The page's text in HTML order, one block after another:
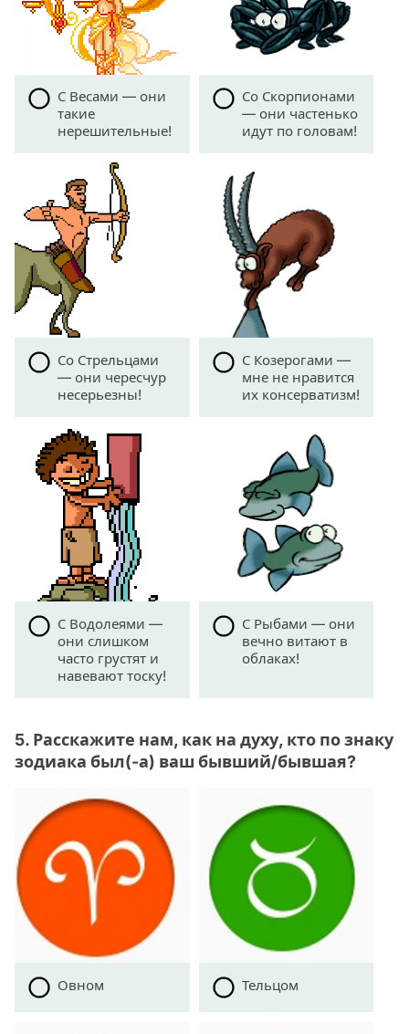
С Весами — они
такие
нерешительные!
Со Скорпионами
— они частенько
идут по головам!
Со Стрельцами
— они чересчур
несерьезны!
С Козерогами —
мне не нравится
их консерватизм!
С Водолеями —
они слишком
часто грустят и
навевают тоску!
С Рыбами — они
вечно витают в
облаках!
5. Расскажите нам, как на духу, кто по знаку
зодиака был(-а) ваш бывший/бывшая?
Овном Тельцом